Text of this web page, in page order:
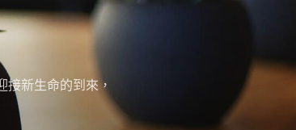
新生命的到來，